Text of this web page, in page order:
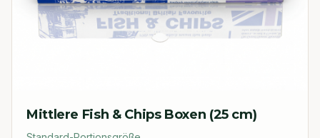
Mittlere Fish & Chips Boxen (25 cm)